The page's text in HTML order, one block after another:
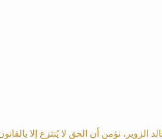
الزوير، نؤمن أن الحق لا يُنتزع إلا